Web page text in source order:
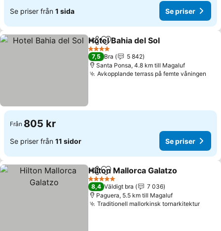
Se priser från 1 sida Se priser
Dela Lägg till i Mina Favoriter
Hotel Bahia del Sol
4 Stjärnor
7,5 Bra
5 842
Santa Ponsa, 4.8 km till Magaluf
Avkopplande terrass på femte våningen
Från 805 kr
Se priser från 11 sidor Se priser
Dela Lägg till i Mina Favoriter
Hilton Mallorca Galatzo
5 Stjärnor
8,4 Väldigt bra
7 036
Paguera, 5.5 km till Magaluf
Traditionell mallorkinsk tornarkitektur